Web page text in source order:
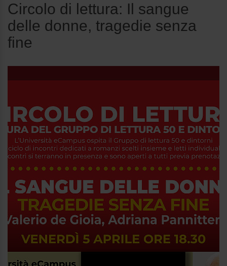
Circolo di lettura: Il sangue
delle donne, tragedie senza
fine